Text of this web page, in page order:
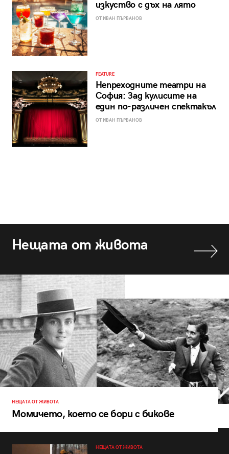
изкуство с дъх на лято
ОТ ИВАН ПЪРВАНОВ
FEATURE
Непреходните театри на
София: Зад кулисите на
един по-различен спектакъл
ОТ ИВАН ПЪРВАНОВ
Нещата от живота
НЕЩАТА ОТ ЖИВОТА
Момичето, което се бори с бикове
НЕЩАТА ОТ ЖИВОТА